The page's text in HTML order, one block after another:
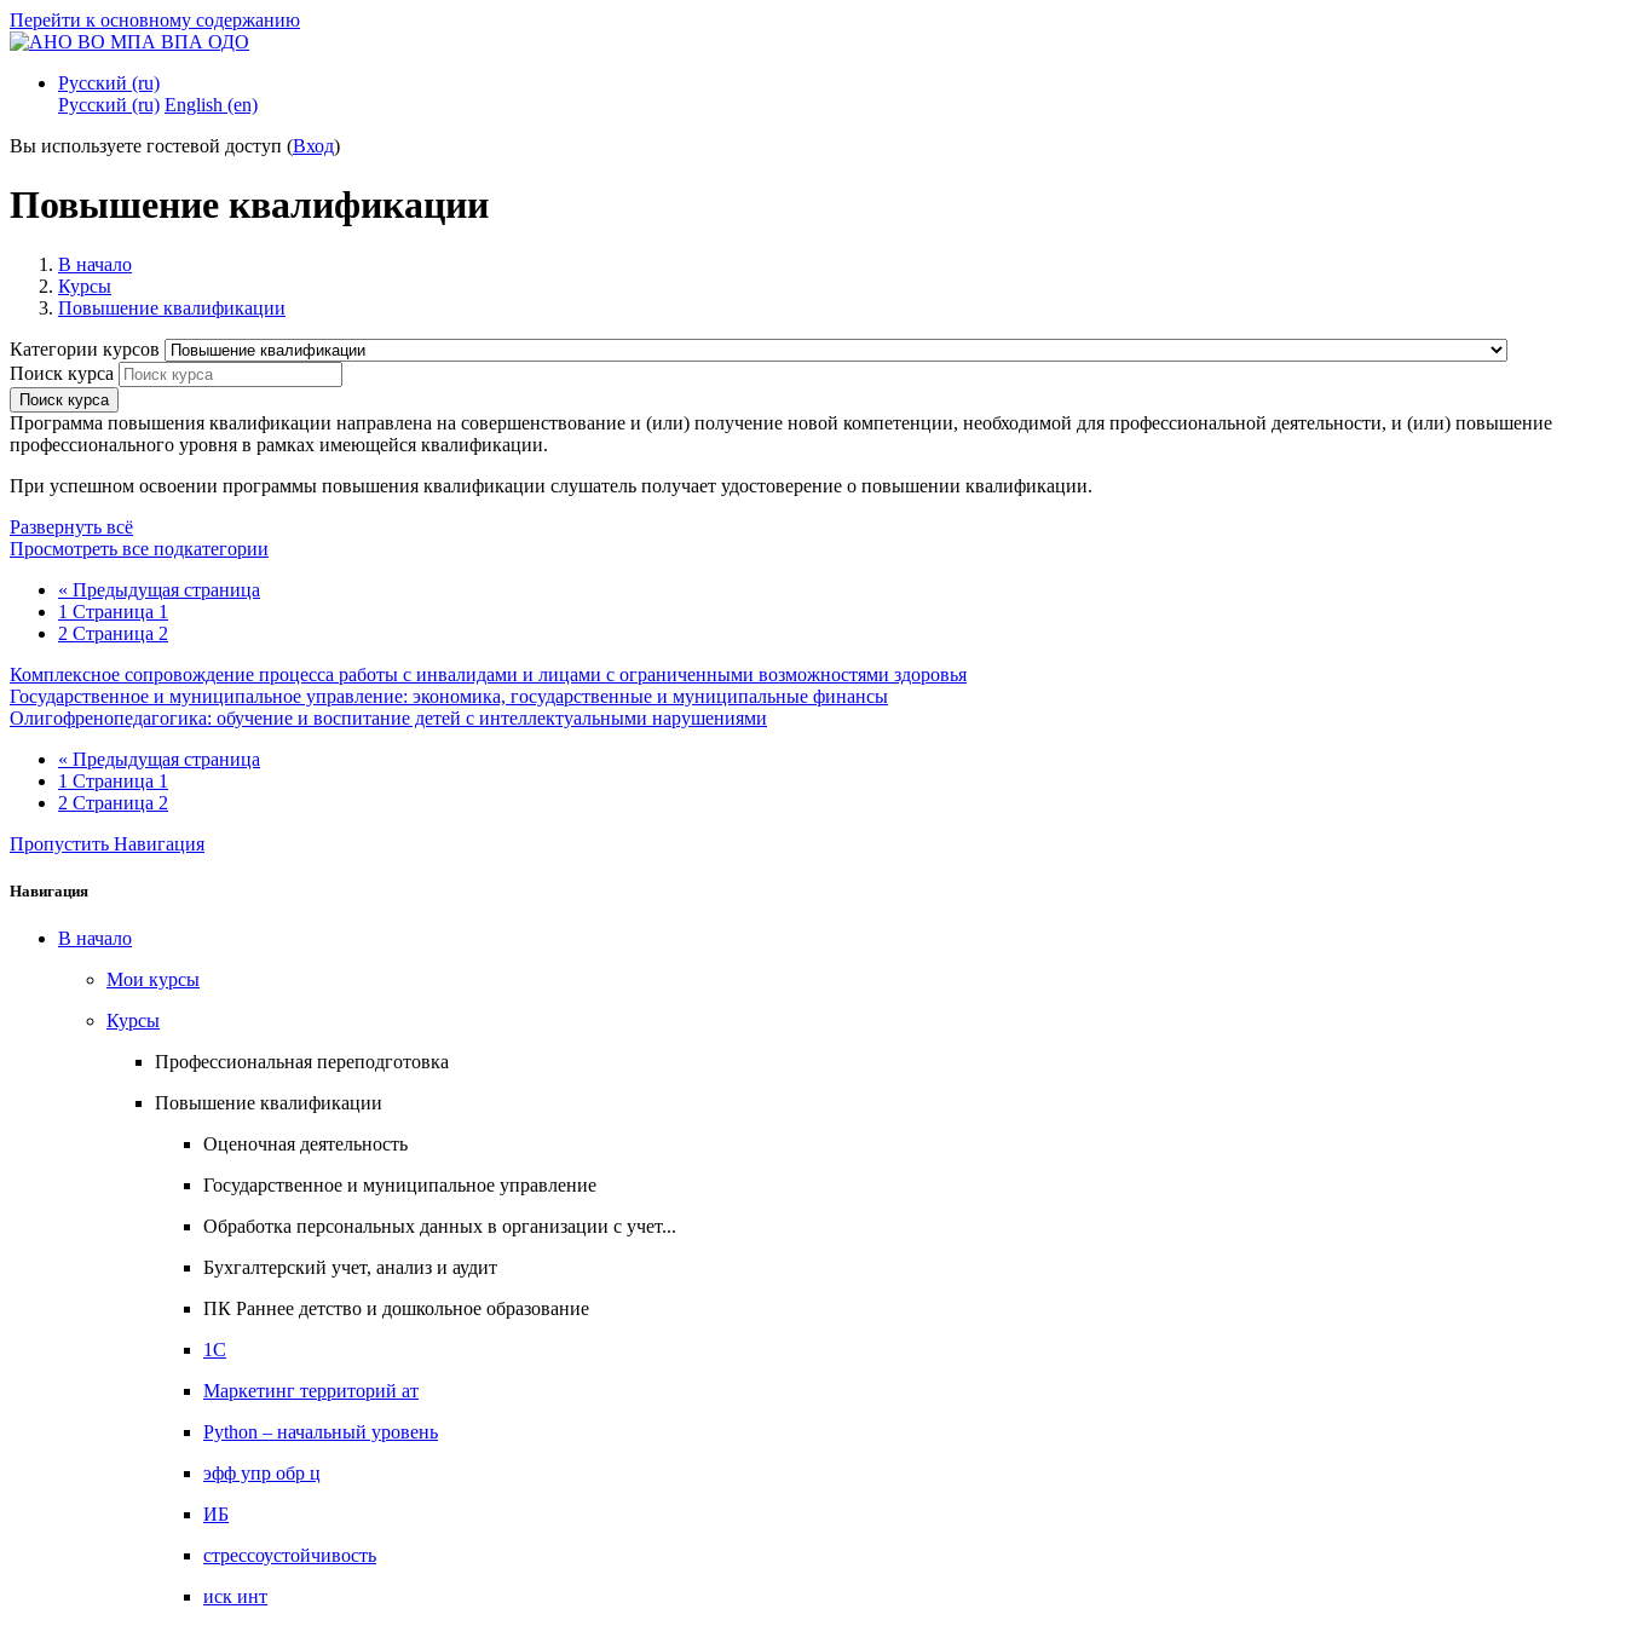
Перейти к основному содержанию
Русский ‎(ru)‎
Русский ‎(ru)‎ English ‎(en)‎
Вы используете гостевой доступ (Вход)
Повышение квалификации
В начало
Курсы
Повышение квалификации
Категории курсов
Поиск курса
Поиск курса
Программа повышения квалификации направлена на совершенствование и (или) получение новой компетенции, необходимой для профессиональной деятельности, и (или) повышение
профессионального уровня в рамках имеющейся квалификации.
При успешном освоении программы повышения квалификации слушатель получает удостоверение о повышении квалификации.
Развернуть всё
Просмотреть все подкатегории
« Предыдущая страница
1 Страница 1
2 Страница 2
Комплексное сопровождение процесса работы с инвалидами и лицами с ограниченными возможностями здоровья
Государственное и муниципальное управление: экономика, государственные и муниципальные финансы
Олигофренопедагогика: обучение и воспитание детей с интеллектуальными нарушениями
« Предыдущая страница
1 Страница 1
2 Страница 2
Пропустить Навигация
Навигация
В начало
Мои курсы
Курсы
Профессиональная переподготовка
Повышение квалификации
Оценочная деятельность
Государственное и муниципальное управление
Обработка персональных данных в организации с учет...
Бухгалтерский учет, анализ и аудит
ПК Раннее детство и дошкольное образование
1С
Маркетинг территорий ат
Python – начальный уровень
эфф упр обр ц
ИБ
стрессоустойчивость
иск инт